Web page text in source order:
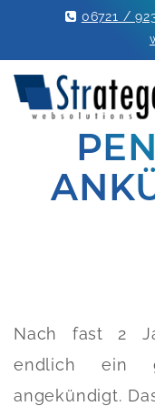
06721 /
Nach fast 2
endlich ein
angekündigt.